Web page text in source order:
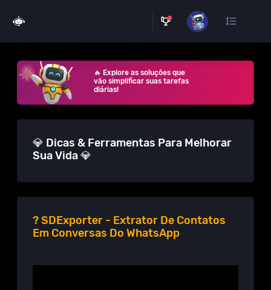
🔥 Explore as soluções que
vão simplificar suas tarefas
diárias!
💎 Dicas & Ferramentas Para Melhorar
Sua Vida 💎
? SDExporter - Extrator De Contatos
Em Conversas Do WhatsApp